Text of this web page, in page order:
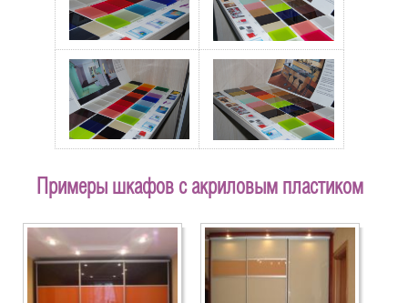
Примеры шкафов с акриловым пластиком